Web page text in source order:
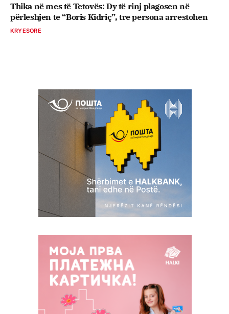
Thika në mes të Tetovës: Dy të rinj plagosen në
përleshjen te “Boris Kidriç”, tre persona arrestohen
KRYESORE